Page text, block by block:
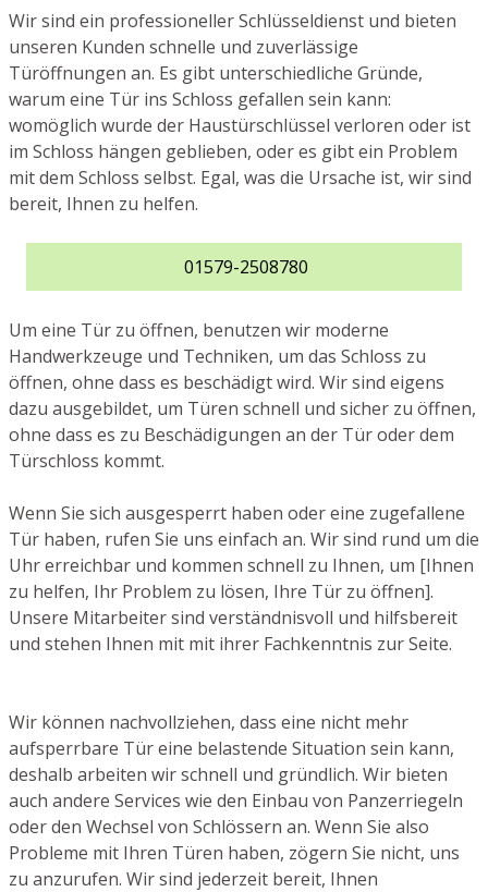
Wir sind ein professioneller Schlüsseldienst und bieten
unseren Kunden schnelle und zuverlässige
Türöffnungen an. Es gibt unterschiedliche Gründe,
warum eine Tür ins Schloss gefallen sein kann:
womöglich wurde der Haustürschlüssel verloren oder ist
im Schloss hängen geblieben, oder es gibt ein Problem
mit dem Schloss selbst. Egal, was die Ursache ist, wir sind
bereit, Ihnen zu helfen.
01579-2508780
Um eine Tür zu öffnen, benutzen wir moderne
Handwerkzeuge und Techniken, um das Schloss zu
öffnen, ohne dass es beschädigt wird. Wir sind eigens
dazu ausgebildet, um Türen schnell und sicher zu öffnen,
ohne dass es zu Beschädigungen an der Tür oder dem
Türschloss kommt.
Wenn Sie sich ausgesperrt haben oder eine zugefallene
Tür haben, rufen Sie uns einfach an. Wir sind rund um die
Uhr erreichbar und kommen schnell zu Ihnen, um [Ihnen
zu helfen, Ihr Problem zu lösen, Ihre Tür zu öffnen].
Unsere Mitarbeiter sind verständnisvoll und hilfsbereit
und stehen Ihnen mit mit ihrer Fachkenntnis zur Seite.
Wir können nachvollziehen, dass eine nicht mehr
aufsperrbare Tür eine belastende Situation sein kann,
deshalb arbeiten wir schnell und gründlich. Wir bieten
auch andere Services wie den Einbau von Panzerriegeln
oder den Wechsel von Schlössern an. Wenn Sie also
Probleme mit Ihren Türen haben, zögern Sie nicht, uns
zu anzurufen. Wir sind jederzeit bereit, Ihnen